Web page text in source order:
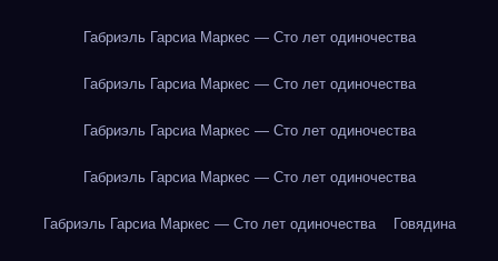
Габриэль Гарсиа Маркес — Сто лет одиночества
Габриэль Гарсиа Маркес — Сто лет одиночества
Габриэль Гарсиа Маркес — Сто лет одиночества
Габриэль Гарсиа Маркес — Сто лет одиночества
Габриэль Гарсиа Маркес — Сто лет одиночества Говядина